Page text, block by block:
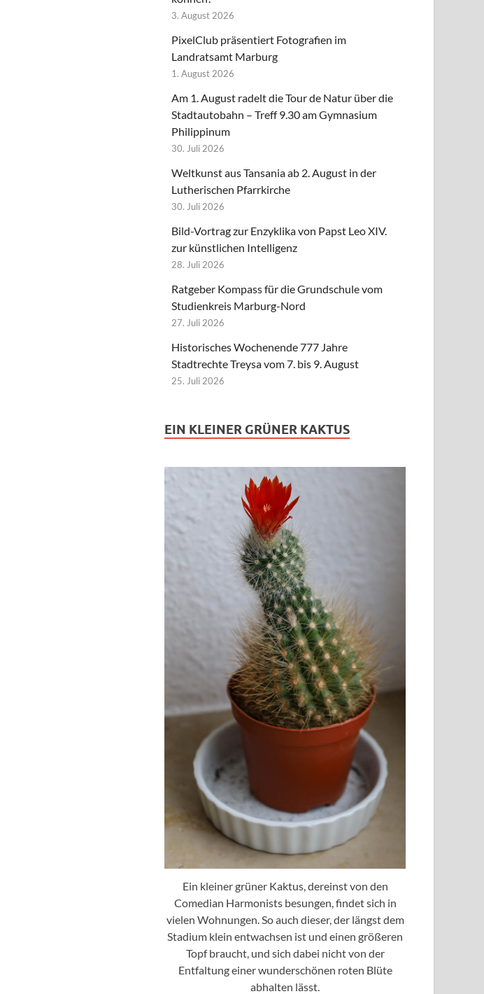
3. August 2026
PixelClub präsentiert Fotografien im
Landratsamt Marburg
1. August 2026
Am 1. August radelt die Tour de Natur über die
Stadtautobahn – Treff 9.30 am Gymnasium
Philippinum
30. Juli 2026
Weltkunst aus Tansania ab 2. August in der
Lutherischen Pfarrkirche
30. Juli 2026
Bild-Vortrag zur Enzyklika von Papst Leo XIV.
zur künstlichen Intelligenz
28. Juli 2026
Ratgeber Kompass für die Grundschule vom
Studienkreis Marburg-Nord
27. Juli 2026
Historisches Wochenende 777 Jahre
Stadtrechte Treysa vom 7. bis 9. August
25. Juli 2026
EIN KLEINER GRÜNER KAKTUS
Ein kleiner grüner Kaktus, dereinst von den
Comedian Harmonists besungen, findet sich in
vielen Wohnungen. So auch dieser, der längst dem
Stadium klein entwachsen ist und einen größeren
Topf braucht, und sich dabei nicht von der
Entfaltung einer wunderschönen roten Blüte
abhalten lässt.